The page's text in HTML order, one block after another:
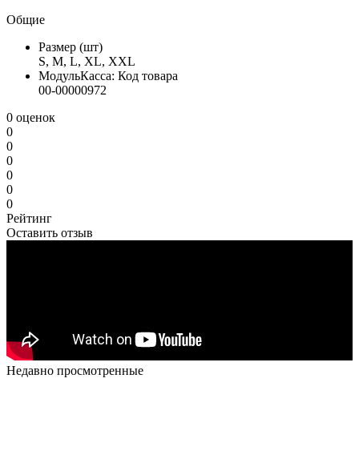
Общие
Размер (шт)
S, M, L, XL, XXL
МодульКасса: Код товара
00-00000972
0 оценок
0
0
0
0
0
0
Рейтинг
Оставить отзыв
Недавно просмотренные